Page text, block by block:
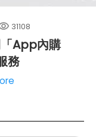
31108
App內購
務